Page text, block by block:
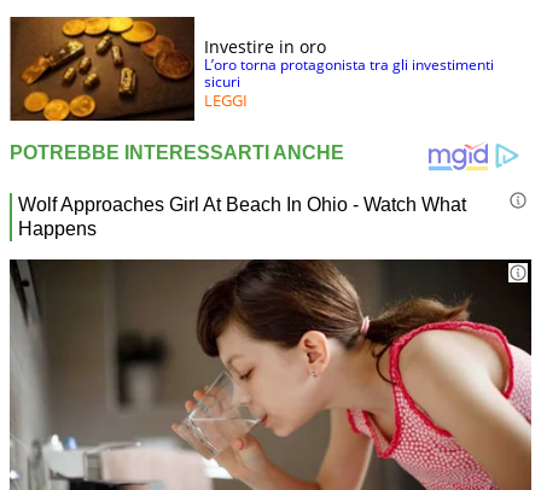
Investire in oro
L’oro torna protagonista tra gli investimenti
sicuri
LEGGI